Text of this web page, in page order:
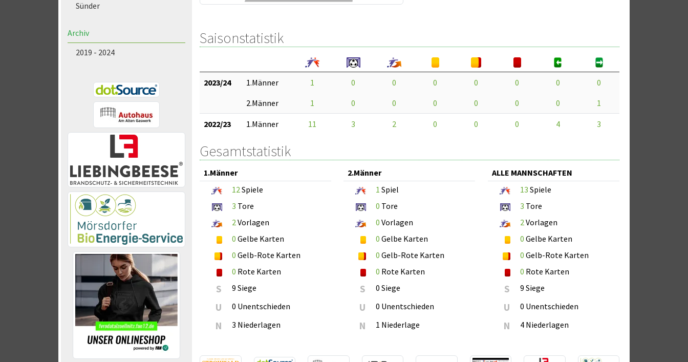
Sünder
Archiv
2019 - 2024
Saisonstatistik
2023/24 1.Männer 1 0 0 0 0 0 0
0
2.Männer
1 0 0 0 0 0 0 1
2022/23 1.Männer 11 3 2 0 0 0 4 3
Gesamtstatistik
1.Männer
12 Spiele
3 Tore
2 Vorlagen
0 Gelbe Karten
0 Gelb-Rote Karten
0 Rote Karten
S 9 Siege
U 0 Unentschieden
N 3 Niederlagen
2.Männer
1 Spiel
0 Tore
0 Vorlagen
0 Gelbe Karten
0 Gelb-Rote Karten
0 Rote Karten
S 0 Siege
U 0 Unentschieden
N 1 Niederlage
ALLE MANNSCHAFTEN
13 Spiele
3 Tore
2 Vorlagen
0 Gelbe Karten
0 Gelb-Rote Karten
0 Rote Karten
S 9 Siege
U 0 Unentschieden
N 4 Niederlagen